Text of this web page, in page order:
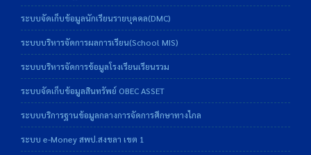
ระบบจัดเก็บข้อมูลนักเรียนรายบุคคล(DMC)
ระบบบริหารจัดการผลการเรียน(School MIS)
ระบบบริหารจัดการข้อมูลโรงเรียนเรียนรวม
ระบบจัดเก็บข้อมูลสินทรัพย์ OBEC ASSET
ระบบบริการฐานข้อมูลกลางการจัดการศึกษาทางไกล
ระบบ e-Money สพป.สงขลา เขต 1